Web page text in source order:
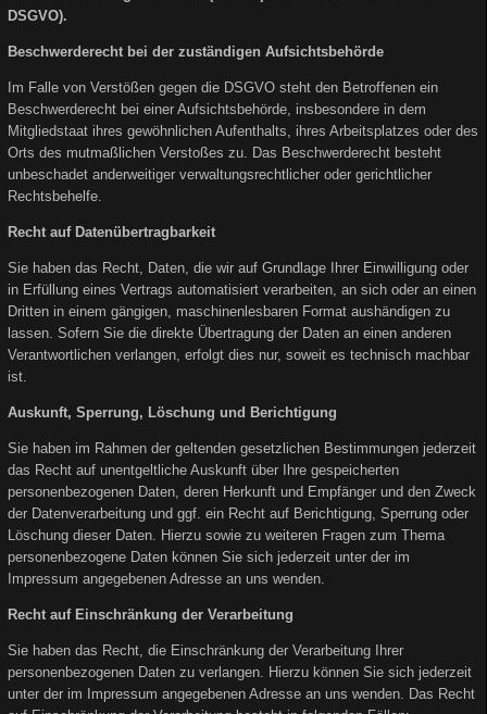
DSGVO).
Beschwerderecht bei der zuständigen Aufsichtsbehörde
Im Falle von Verstößen gegen die DSGVO steht den Betroffenen ein
Beschwerderecht bei einer Aufsichtsbehörde, insbesondere in dem
Mitgliedstaat ihres gewöhnlichen Aufenthalts, ihres Arbeitsplatzes oder des
Orts des mutmaßlichen Verstoßes zu. Das Beschwerderecht besteht
unbeschadet anderweitiger verwaltungsrechtlicher oder gerichtlicher
Rechtsbehelfe.
Recht auf Datenübertragbarkeit
Sie haben das Recht, Daten, die wir auf Grundlage Ihrer Einwilligung oder
in Erfüllung eines Vertrags automatisiert verarbeiten, an sich oder an einen
Dritten in einem gängigen, maschinenlesbaren Format aushändigen zu
lassen. Sofern Sie die direkte Übertragung der Daten an einen anderen
Verantwortlichen verlangen, erfolgt dies nur, soweit es technisch machbar
ist.
Auskunft, Sperrung, Löschung und Berichtigung
Sie haben im Rahmen der geltenden gesetzlichen Bestimmungen jederzeit
das Recht auf unentgeltliche Auskunft über Ihre gespeicherten
personenbezogenen Daten, deren Herkunft und Empfänger und den Zweck
der Datenverarbeitung und ggf. ein Recht auf Berichtigung, Sperrung oder
Löschung dieser Daten. Hierzu sowie zu weiteren Fragen zum Thema
personenbezogene Daten können Sie sich jederzeit unter der im
Impressum angegebenen Adresse an uns wenden.
Recht auf Einschränkung der Verarbeitung
Sie haben das Recht, die Einschränkung der Verarbeitung Ihrer
personenbezogenen Daten zu verlangen. Hierzu können Sie sich jederzeit
unter der im Impressum angegebenen Adresse an uns wenden. Das Recht